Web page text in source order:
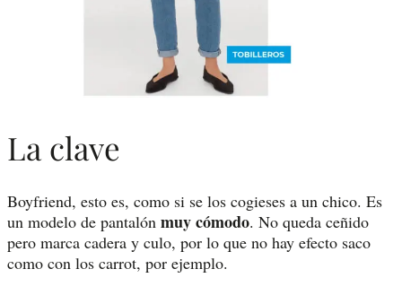
La clave
Boyfriend, esto es, como si se los cogieses a un chico. Es
un modelo de pantalón muy cómodo. No queda ceñido
pero marca cadera y culo, por lo que no hay efecto saco
como con los carrot, por ejemplo.